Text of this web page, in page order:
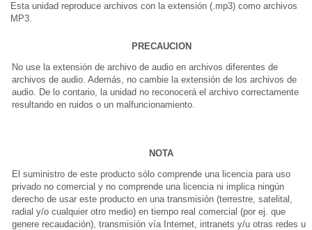
Esta unidad reproduce archivos con la extensión (.mp3) como archivos
MP3.
PRECAUCION
No use la extensión de archivo de audio en archivos diferentes de
archivos de audio. Además, no cambie la extensión de los archivos de
audio. De lo contario, la unidad no reconocerá el archivo correctamente
resultando en ruidos o un malfuncionamiento.
NOTA
El suministro de este producto sólo comprende una licencia para uso
privado no comercial y no comprende una licencia ni implica ningún
derecho de usar este producto en una transmisión (terrestre, satelital,
radial y/o cualquier otro medio) en tiempo real comercial (por ej. que
genere recaudación), transmisión vía Internet, intranets y/u otras redes u